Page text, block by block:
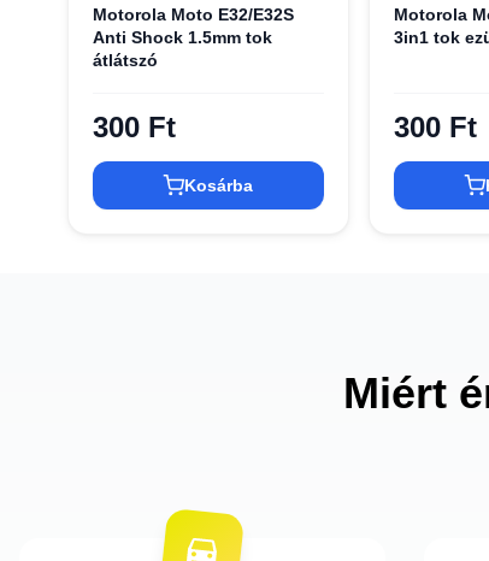
Motorola Moto E32/E32S
Anti Shock 1.5mm tok
átlátszó
300 Ft
Kosárba
Motorola
3in1 tok
300 Ft
Miért